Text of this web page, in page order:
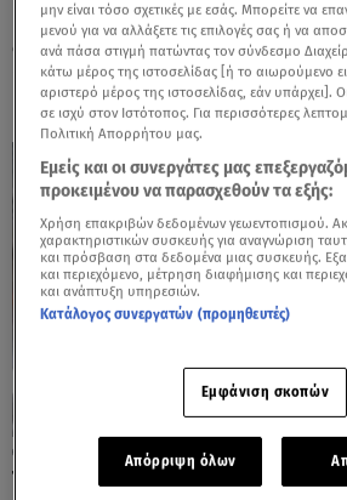
Άγριο ξύλο σε debate
δημάρχων - Τον χτύπησε στο
καρέκλα
Τι μισθό παίρνουν δήμαρχοι,
μην είναι τόσο σχετικές με εσάς. Μπορείτε να
μενού για να αλλάξετε τις επιλογές σας ή να
ανά πάσα στιγμή πατώντας τον σύνδεσμο
κάτω μέρος της ιστοσελίδας [ή το αιωρούμενο
αριστερό μέρος της ιστοσελίδας, εάν υπάρχει].
σε ισχύ στον Ιστότοπος. Για περισσότερες
Πολιτική Απορρήτου μας.
Εμείς και οι συνεργάτες μας
προκειμένου να παρασχεθούν τα εξής:
Χρήση επακριβών δεδομένων γεωεντοπισμού.
χαρακτηριστικών συσκευής για αναγνώριση
και πρόσβαση στα δεδομένα μιας συσκευής.
και περιεχόμενο, μέτρηση διαφήμισης και
και ανάπτυξη υπηρεσιών.
Κατάλογος συνεργατών (προμηθευτές)
Εμφάνιση σκοπών
Απόρριψη όλων